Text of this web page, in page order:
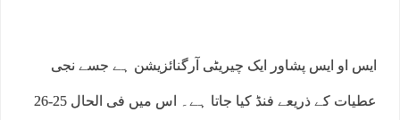
ایس او ایس پشاور ایک چیریٹی آرگنائزیشن ہے جسے نجی
عطیات کے ذریعے فنڈ کیا جاتا ہے۔ اس میں فی الحال 25-26